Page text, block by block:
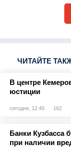
ЧИТАЙТЕ
В центре
юстиции
сегодня, 12:45 162
Банки Кузбасса
при наличии